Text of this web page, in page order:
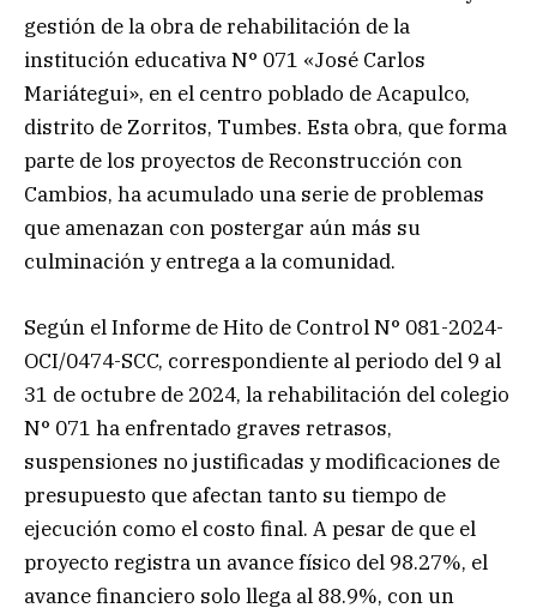
gestión de la obra de rehabilitación de la
institución educativa N° 071 «José Carlos
Mariátegui», en el centro poblado de Acapulco,
distrito de Zorritos, Tumbes. Esta obra, que forma
parte de los proyectos de Reconstrucción con
Cambios, ha acumulado una serie de problemas
que amenazan con postergar aún más su
culminación y entrega a la comunidad.
Según el Informe de Hito de Control N° 081-2024-
OCI/0474-SCC, correspondiente al periodo del 9 al
31 de octubre de 2024, la rehabilitación del colegio
N° 071 ha enfrentado graves retrasos,
suspensiones no justificadas y modificaciones de
presupuesto que afectan tanto su tiempo de
ejecución como el costo final. A pesar de que el
proyecto registra un avance físico del 98.27%, el
avance financiero solo llega al 88.9%, con un